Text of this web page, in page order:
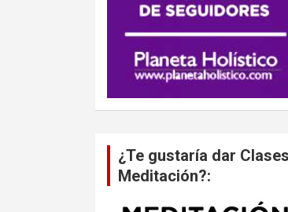
¿Te gustaría dar
Meditación?: